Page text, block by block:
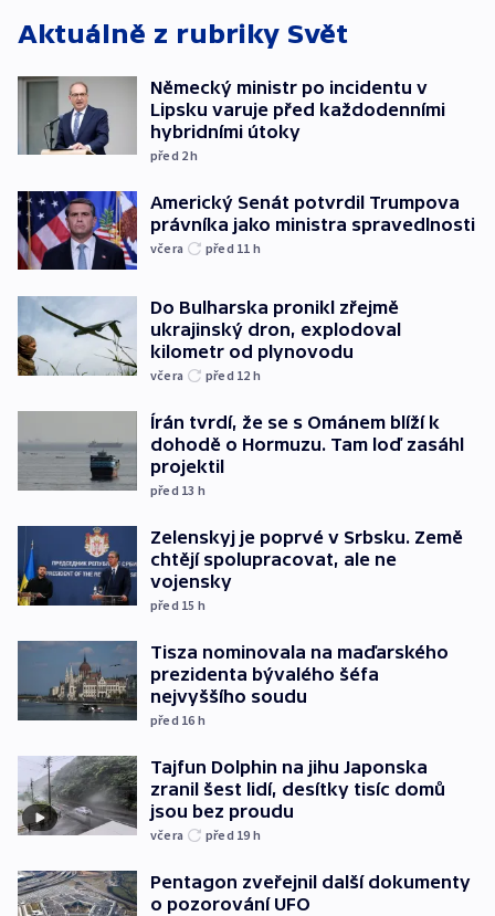
Aktuálně z rubriky Svět
Německý ministr po incidentu v
Lipsku varuje před každodenními
hybridními útoky
před 2h
Americký Senát potvrdil Trumpova
právníka jako ministra spravedlnosti
včera před 11 h
Do Bulharska pronikl zřejmě
ukrajinský dron, explodoval
kilometr od plynovodu
včera před 12 h
Írán tvrdí, že se s Ománem blíží k
dohodě o Hormuzu. Tam loď zasáhl
projektil
před 13 h
Zelenskyj je poprvé v Srbsku. Země
chtějí spolupracovat, ale ne
vojensky
před 15 h
Tisza nominovala na maďarského
prezidenta bývalého šéfa
nejvyššího soudu
před 16 h
Tajfun Dolphin na jihu Japonska
zranil šest lidí, desítky tisíc domů
jsou bez proudu
včera před 19 h
Pentagon zveřejnil další dokumenty
o pozorování UFO